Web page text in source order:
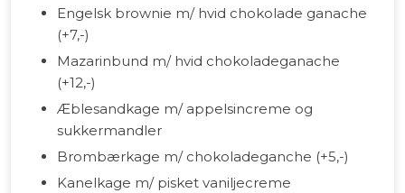
Engelsk brownie m/ hvid chokolade ganache
(+7,-)
Mazarinbund m/ hvid chokoladeganache
(+12,-)
Æblesandkage m/ appelsincreme og
sukkermandler
Brombærkage m/ chokoladeganche (+5,-)
Kanelkage m/ pisket vaniljecreme